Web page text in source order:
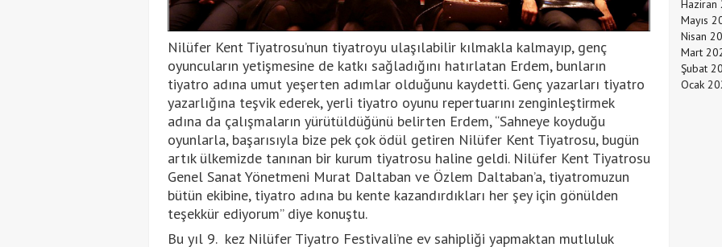
Nilüfer Kent Tiyatrosu’nun tiyatroyu ulaşılabilir kılmakla kalmayıp, genç
oyuncuların yetişmesine de katkı sağladığını hatırlatan Erdem, bunların
tiyatro adına umut yeşerten adımlar olduğunu kaydetti. Genç yazarları tiyatro
yazarlığına teşvik ederek, yerli tiyatro oyunu repertuarını zenginleştirmek
adına da çalışmaların yürütüldüğünü belirten Erdem, “Sahneye koyduğu
oyunlarla, başarısıyla bize pek çok ödül getiren Nilüfer Kent Tiyatrosu, bugün
artık ülkemizde tanınan bir kurum tiyatrosu haline geldi. Nilüfer Kent Tiyatrosu
Genel Sanat Yönetmeni Murat Daltaban ve Özlem Daltaban’a, tiyatromuzun
bütün ekibine, tiyatro adına bu kente kazandırdıkları her şey için gönülden
teşekkür ediyorum” diye konuştu.
Bu yıl 9. kez Nilüfer Tiyatro Festivali’ne ev sahipliği yapmaktan mutluluk
Haziran
Mayıs
Nisan
Mart
Şubat
Ocak